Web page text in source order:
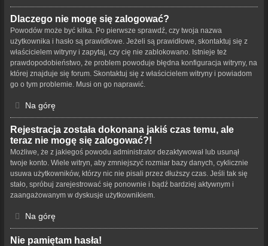
Dlaczego nie mogę się zalogować?
Powodów może być kilka. Po pierwsze sprawdź, czy twoja nazwa
użytkownika i hasło są prawidłowe. Jeżeli są prawidłowe, skontaktuj się z
właścicielem witryny i zapytaj, czy cię nie zablokowano. Istnieje też
prawdopodobieństwo, że problem powoduje błędna konfiguracja witryny, na
której znajduje się forum. Skontaktuj się z właścicielem witryny i powiadom
go o tym problemie. Musi on go naprawić.
Na górę
Rejestracja została dokonana jakiś czas temu, ale
teraz nie mogę się zalogować?!
Możliwe, że z jakiegoś powodu administrator dezaktywował lub usunął
twoje konto. Wiele witryn, aby zmniejszyć rozmiar bazy danych, cyklicznie
usuwa użytkowników, którzy nic nie pisali przez dłuższy czas. Jeśli tak się
stało, spróbuj zarejestrować się ponownie i bądź bardziej aktywnym i
zaangażowanym w dyskusje użytkownikiem.
Na górę
Nie pamiętam hasła!